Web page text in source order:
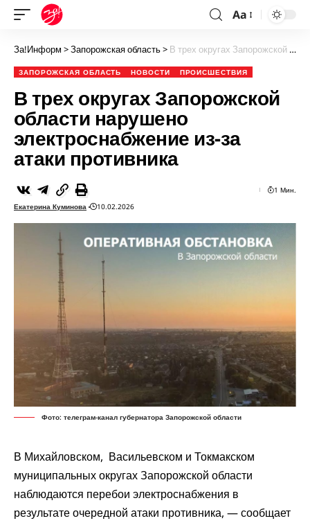
Aa
За!Информ >Запорожская область> В трех округах Запорожской области нарушено электроснабжение из-за атаки противника
ЗАПОРОЖСКАЯ ОБЛАСТЬ НОВОСТИ ПРОИСШЕСТВИЯ
В трех округах Запорожской
области нарушено
электроснабжение из-за
атаки противника
Екатерина Куминова 10.02.2026
1 Мин.
Фото: телеграм-канал губернатора Запорожской области
В Михайловском, Васильевском и Токмакском
муниципальных округах Запорожской области
наблюдаются перебои электроснабжения в
результате очередной атаки противника, —сообщает